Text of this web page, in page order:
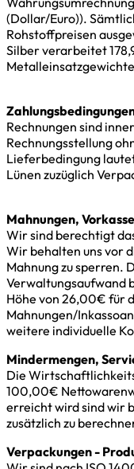
(Dollar/Euro)).
Rohstoffpreisen
Silber verarbeitet
Rechnungen sind
Rechnungsstellung
Lieferbedingung
Lünen zuzüglich
Mahnungen,
Wir sind berechtigt
Wir behalten uns vor
Mahnung zu sperren.
Verwaltungsaufwand
Höhe von 26,00€ für
Mahnungen/
weitere individuelle
Mindermengen,
Die
100,00€
erreicht wird sind wir
zusätzlich zu
Verpackungen -